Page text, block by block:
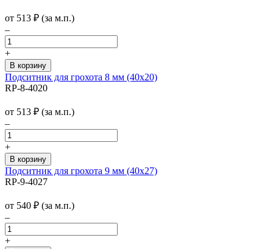
от 513 ₽ (за м.п.)
–
+
Подситник для грохота 8 мм (40х20)
RP-8-4020
от 513 ₽ (за м.п.)
–
+
Подситник для грохота 9 мм (40х27)
RP-9-4027
от 540 ₽ (за м.п.)
–
+